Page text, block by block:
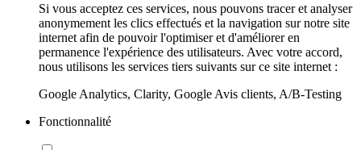
Si vous acceptez ces services, nous pouvons tracer et analyser
anonymement les clics effectués et la navigation sur notre site
internet afin de pouvoir l'optimiser et d'améliorer en
permanence l'expérience des utilisateurs. Avec votre accord,
nous utilisons les services tiers suivants sur ce site internet :
Google Analytics, Clarity, Google Avis clients, A/B-Testing
Fonctionnalité